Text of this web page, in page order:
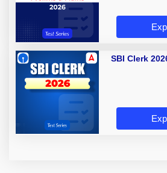
SBI Clerk